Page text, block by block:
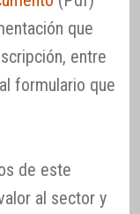
que
entre
formulario que
de este
al sector y